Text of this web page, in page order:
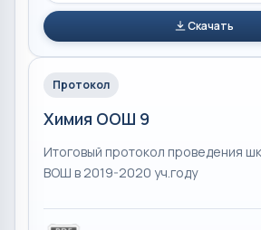
Скачать
Протокол
Химия ООШ 9
Итоговый протокол проведения
ВОШ в 2019-2020 уч.году